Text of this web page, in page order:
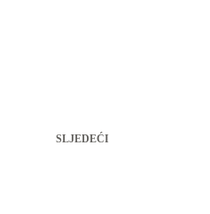
SLJEDEĆI